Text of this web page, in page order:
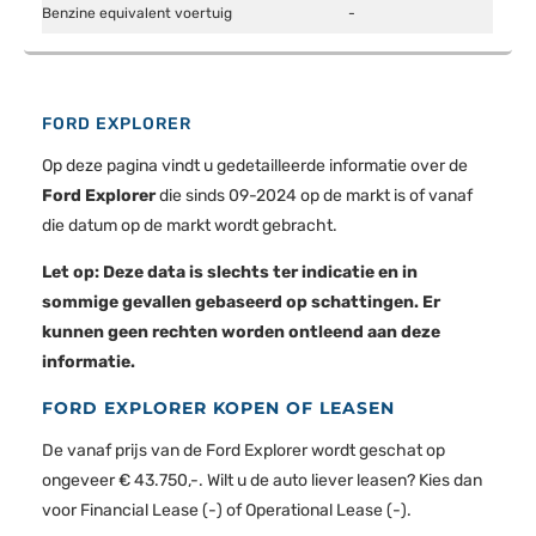
informatie die u aan ze heeft verstrekt of die ze hebben
Benzine equivalent voertuig -
FORD EXPLORER
Op deze pagina vindt u gedetailleerde informatie over de
Ford Explorerdie sinds 09-2024 op de markt is of vanaf
die datum op de markt wordt gebracht.
Let op: Deze data is slechts ter indicatie en in
sommige gevallen gebaseerd op schattingen. Er
kunnen geen rechten worden ontleend aan deze
informatie.
FORD EXPLORER KOPEN OF LEASEN
De vanaf prijs van de Ford Explorer wordt geschat op
ongeveer € 43.750,-. Wilt u de auto liever leasen? Kies dan
voor Financial Lease (-) of Operational Lease (-).